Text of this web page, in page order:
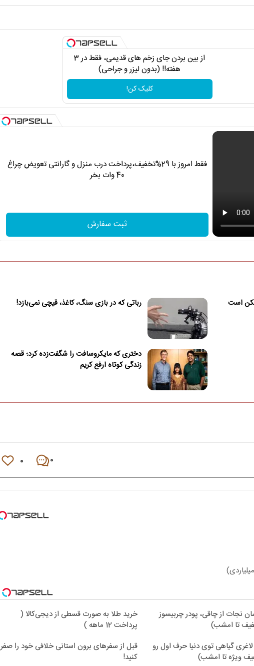
از بین بردن جای زخم های قدیمی، فقط در 3
هفته!! (بدون لیزر و جراحی)
کلیک کن!
فقط امروز با 29%تخفیف،پرداخت درب منزل و گارانتی تعویض چراغ
40 وات بخر
ثبت سفارش
۳ بامداد ممکن است
رباتی که در بازی سنگ، کاغذ، قیچی نمی‌بازد!
دختری که مایکروسافت را شگفت‌زده کرد؛ قصه
زندگی کوتاه ارفع کریم
۰ ۰
نجات از چاقی، پودر چربیسوز
تا امشب)
خرید طلا به صورت قسطی از دیجی‌کالا (
پرداخت 12 ماهه )
گیاهی توی دنیا حرف اول رو
ویژه تا امشب)
قبل از سفرهای برون استانی خلافی خود را صفر
کنید!